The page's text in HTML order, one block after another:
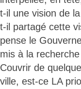
t-il une vision de
t-il partagé cette
pense le
mis à la
Couvrir de
ville, est-ce LA